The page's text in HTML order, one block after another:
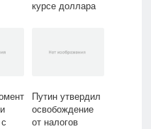
курсе доллара
Путин утвердил
освобождение
от налогов